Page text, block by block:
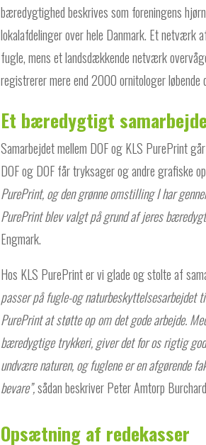
bæredygtighed beskrives som foreningens
lokalafdelinger over hele Danmark. Et netværk
fugle, mens et landsdækkende netværk
registrerer mere end 2000 ornitologer løbende
Et bæredygtigt
Samarbejdet mellem DOF og KLS PurePrint
DOF og DOF får tryksager og andre grafiske
PurePrint, og den grønne omstilling I har
PurePrint blev valgt på grund af jeres
Engmark.
Hos KLS PurePrint er vi glade og stolte af
passer på fugle-og
PurePrintat støtte op om det gode arbejde.
bæredygtige trykkeri, giver det for os rigtig
undvære naturen, og fuglene er en afgørende
bevare”,sådan beskriver Peter Amtorp
Opsætning af redekasser